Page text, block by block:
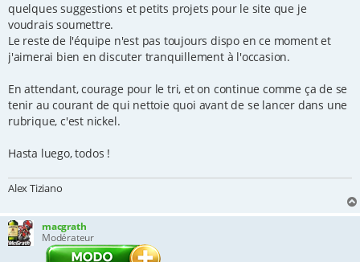
quelques suggestions et petits projets pour le site que je
voudrais soumettre.
Le reste de l'équipe n'est pas toujours dispo en ce moment et
j'aimerai bien en discuter tranquillement à l'occasion.
En attendant, courage pour le tri, et on continue comme ça de se
tenir au courant de qui nettoie quoi avant de se lancer dans une
rubrique, c'est nickel.
Hasta luego, todos !
Alex Tiziano
macgrath
Modérateur